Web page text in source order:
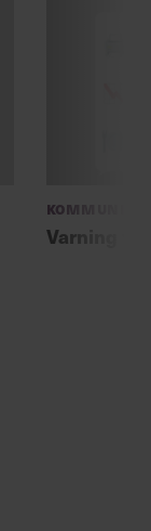
Varning